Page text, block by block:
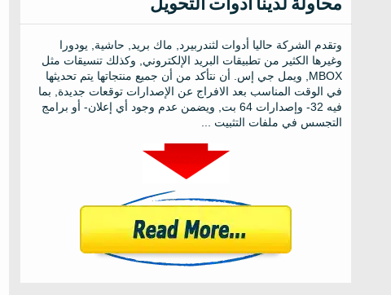
محاولة لدينا أدوات التحويل
وتقدم الشركة حاليا أدوات لثندربيرد, ماك بريد, حاشية, يودورا
وغيرها الكثير من تطبيقات البريد الإلكتروني, وكذلك تنسيقات مثل
MBOX, ويمل جي إس. أن نتأكد من أن جميع منتجاتها يتم تحديثها
في الوقت المناسب بعد الافراج عن الإصدارات توقعات جديدة, بما
فيه 32- وإصدارات 64 بت, ويضمن عدم وجود أي إعلان- أو برامج
التجسس في ملفات التثبيت ...